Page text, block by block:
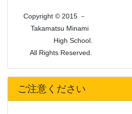
そのご家族から携帯電話番号、メール
日等の個人情報を聞き出そうとする被
不審な場合は、相手の氏名、連絡先の
問い合わせる等、十分ご注意をお願いし
また、運送会社を名乗って、学校から
てください。